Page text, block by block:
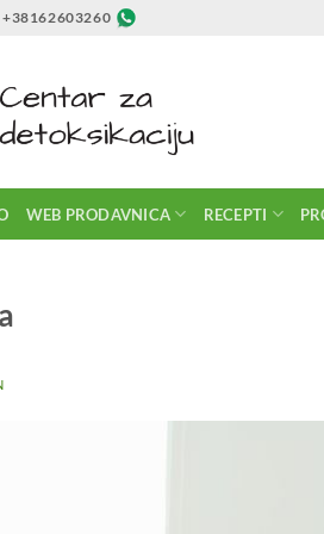
+38162603260
WEB PRODAVNICA RECEPTI